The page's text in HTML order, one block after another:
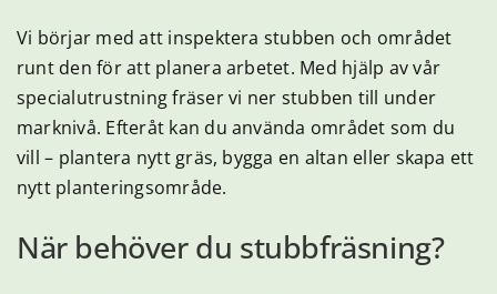
Vi börjar med att inspektera stubben och området
runt den för att planera arbetet. Med hjälp av vår
specialutrustning fräser vi ner stubben till under
marknivå. Efteråt kan du använda området som du
vill – plantera nytt gräs, bygga en altan eller skapa ett
nytt planteringsområde.
När behöver du stubbfräsning?